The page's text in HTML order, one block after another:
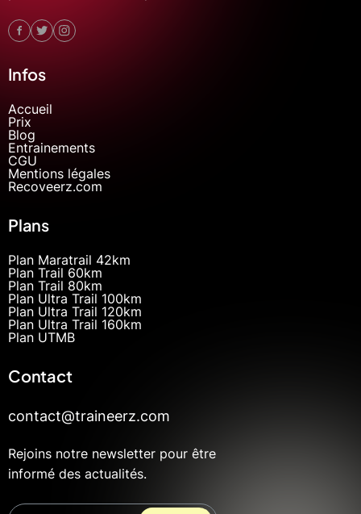
Infos
Accueil
Prix
Blog
Entrainements
CGU
Mentions légales
Recoveerz.com
Plans
Plan Maratrail 42km
Plan Trail 60km
Plan Trail 80km
Plan Ultra Trail 100km
Plan Ultra Trail 120km
Plan Ultra Trail 160km
Plan UTMB
Contact
contact@traineerz.com
Rejoins notre newsletter pour être
informé des actualités.